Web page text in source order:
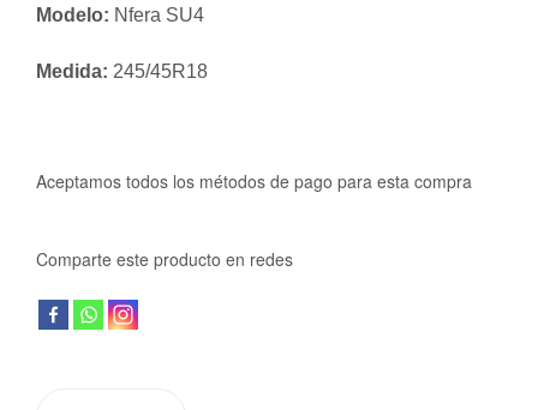
Modelo: Nfera SU4
Medida: 245/45R18
Aceptamos todos los métodos de pago para esta compra
Comparte este producto en redes